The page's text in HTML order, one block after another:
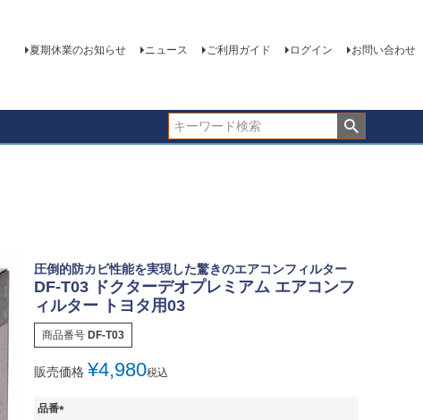
夏期休業のお知らせ ニュース ご利用ガイド ログイン お問い合わせ
圧倒的防カビ性能を実現した驚きのエアコンフィルター
DF-T03 ドクターデオプレミアム エアコンフ
ィルター トヨタ用03
商品番号 DF-T03
販売価格 ¥4,980税込
品番